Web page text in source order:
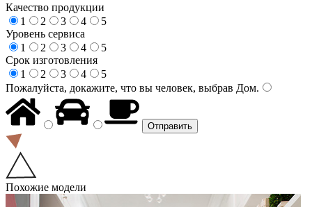
Качество продукции
1
2 3 4
5
Уровень сервиса
1
2 3 4
5
Срок изготовления
1
2 3 4
5
Пожалуйста, докажите, что вы человек, выбрав Дом.
Похожие модели